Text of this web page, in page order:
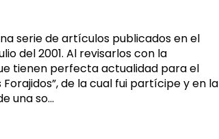
serie de artículos publicados en el
del 2001. Al revisarlos con la
tienen perfecta actualidad para el
de la cual fui partícipe y en la
una so...